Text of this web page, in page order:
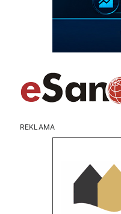
REKLAMA